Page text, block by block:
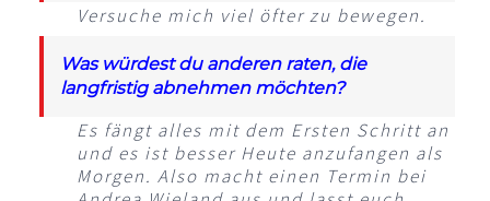
Versuche mich viel öfter zu bewegen.
Was würdest du anderen raten, die
langfristig abnehmen möchten?
Es fängt alles mit dem Ersten Schritt an
und es ist besser Heute anzufangen als
Morgen. Also macht einen Termin bei